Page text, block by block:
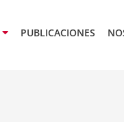
PUBLICACIONES